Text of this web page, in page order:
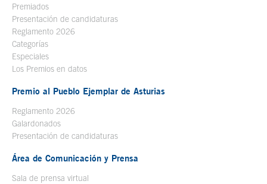
Premiados
Presentación de candidaturas
Reglamento 2026
Categorías
Especiales
Los Premios en datos
Premio al Pueblo Ejemplar de Asturias
Reglamento 2026
Galardonados
Presentación de candidaturas
Área de Comunicación y Prensa
Sala de prensa virtual